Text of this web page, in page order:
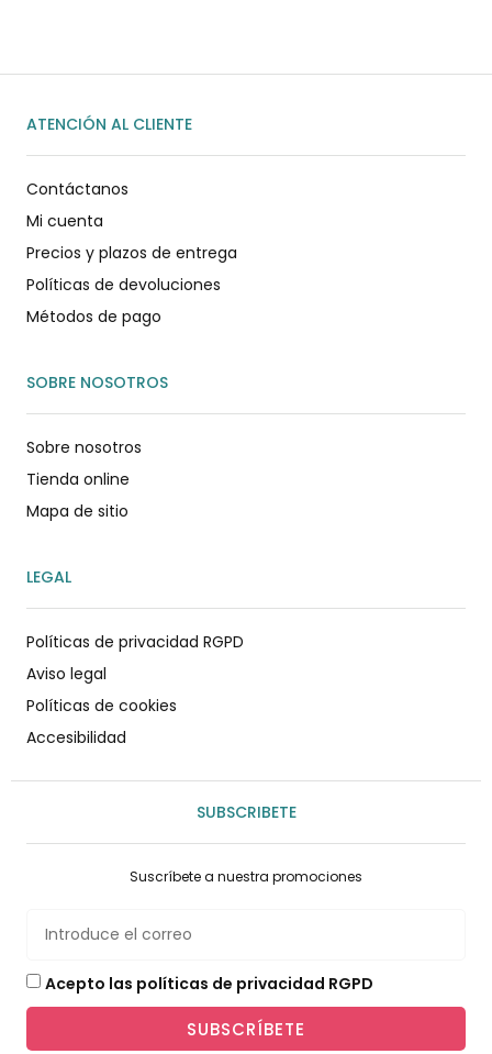
ATENCIÓN AL CLIENTE
Contáctanos
Mi cuenta
Precios y plazos de entrega
Políticas de devoluciones
Métodos de pago
SOBRE NOSOTROS
Sobre nosotros
Tienda online
Mapa de sitio
LEGAL
Políticas de privacidad RGPD
Aviso legal
Políticas de cookies
Accesibilidad
SUBSCRIBETE
Suscríbete a nuestra promociones
Acepto las políticas de privacidad RGPD
SUBSCRÍBETE